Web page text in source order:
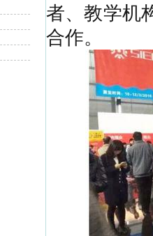
者、教学机
合作。